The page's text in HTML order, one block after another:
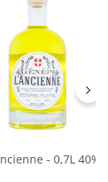
- 0,7L 40%